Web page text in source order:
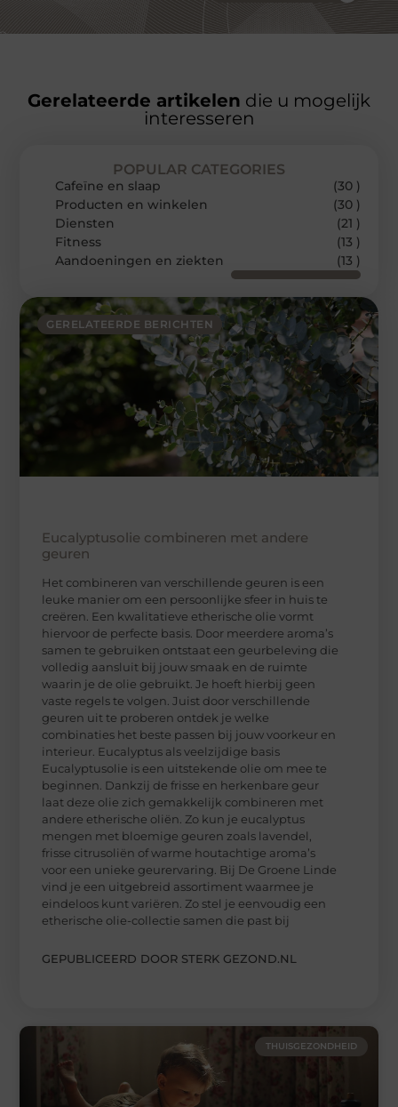
Gerelateerde artikelen die u mogelijk
interesseren
GERELATEERDE BERICHTEN
Eucalyptusolie combineren met andere
geuren
Het combineren van verschillende geuren is een
leuke manier om een persoonlijke sfeer in huis te
creëren. Een kwalitatieve etherische olie vormt
hiervoor de perfecte basis. Door meerdere aroma’s
samen te gebruiken ontstaat een geurbeleving die
volledig aansluit bij jouw smaak en de ruimte
waarin je de olie gebruikt. Je hoeft hierbij geen
vaste regels te volgen. Juist door verschillende
geuren uit te proberen ontdek je welke
combinaties het beste passen bij jouw voorkeur en
interieur. Eucalyptus als veelzijdige basis
Eucalyptusolie is een uitstekende olie om mee te
beginnen. Dankzij de frisse en herkenbare geur
laat deze olie zich gemakkelijk combineren met
andere etherische oliën. Zo kun je eucalyptus
mengen met bloemige geuren zoals lavendel,
frisse citrusoliën of warme houtachtige aroma’s
voor een unieke geurervaring. Bij De Groene Linde
vind je een uitgebreid assortiment waarmee je
eindeloos kunt variëren. Zo stel je eenvoudig een
etherische olie-collectie samen die past bij
GEPUBLICEERD DOOR STERK GEZOND.NL
POPULAR CATEGORIES
Cafeïne en slaap
(30 )
Producten en winkelen
(30 )
Diensten
(21 )
Fitness
(13 )
Aandoeningen en ziekten
(13 )
THUISGEZONDHEID